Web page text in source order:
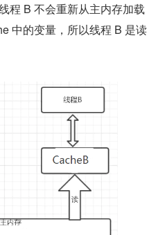
程 B 不会重新从主内存加载
中的变量，所以线程 B 是读